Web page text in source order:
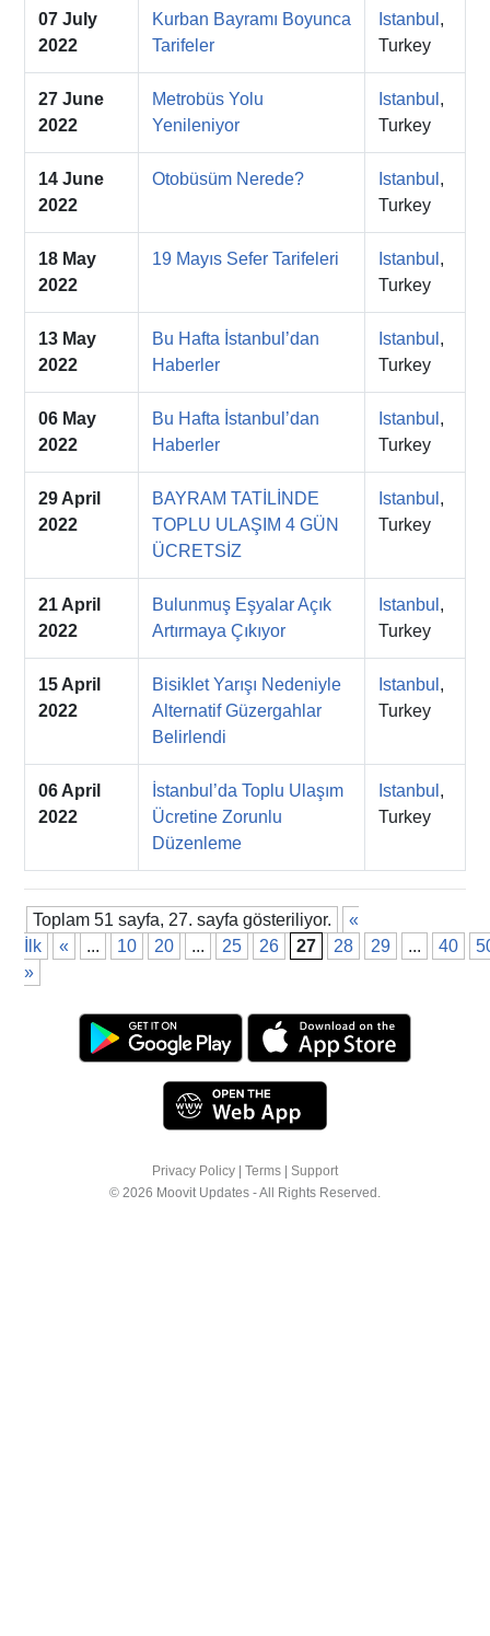
07 July
2022
Kurban Bayramı Boyunca
Tarifeler
Istanbul ,
Turkey
27 June
2022
Metrobüs Yolu
Yenileniyor
Istanbul ,
Turkey
14 June
2022
Otobüsüm Nerede? Istanbul ,
Turkey
18 May
2022
19 Mayıs Sefer Tarifeleri Istanbul ,
Turkey
13 May
2022
Bu Hafta İstanbul’dan
Haberler
Istanbul ,
Turkey
06 May
2022
Bu Hafta İstanbul’dan
Haberler
Istanbul ,
Turkey
29 April
2022
BAYRAM TATİLİNDE
TOPLU ULAŞIM 4 GÜN
ÜCRETSİZ
Istanbul ,
Turkey
21 April
2022
Bulunmuş Eşyalar Açık
Artırmaya Çıkıyor
Istanbul ,
Turkey
15 April
2022
Bisiklet Yarışı Nedeniyle
Alternatif Güzergahlar
Belirlendi
Istanbul ,
Turkey
06 April
2022
İstanbul’da Toplu Ulaşım
Ücretine Zorunlu
Düzenleme
Istanbul ,
Turkey
Toplam 51 sayfa, 27. sayfa gösteriliyor.
«
İlk
« ... 10 20 ... 25 26 27 28 29 ... 40
»
Privacy Policy Terms
Support
© 2026 Moovit Updates - All Rights Reserved.